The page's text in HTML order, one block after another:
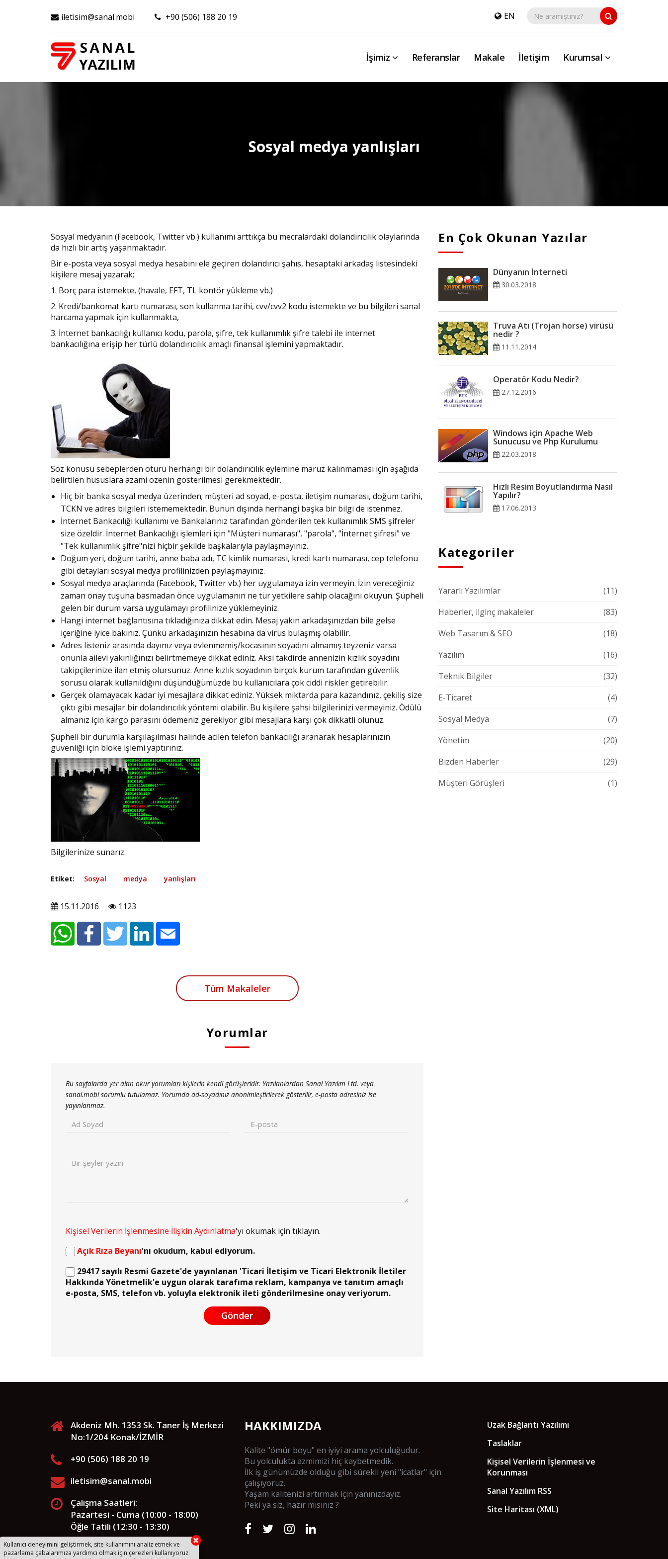
iletisim@sanal.mobi +90 (506) 188 20 19 EN
İşimiz Referanslar Makale İletişim Kurumsal
Sosyal medya yanlışları
En Çok Okunan Yazılar
Dünyanın İnterneti
30.03.2018
Truva Atı (Trojan horse) virüsü
nedir ?
11.11.2014
Operatör Kodu Nedir?
27.12.2016
Windows için Apache Web
Sunucusu ve Php Kurulumu
22.03.2018
Hızlı Resim Boyutlandırma Nasıl
Yapılır?
17.06.2013
Kategoriler
Yararlı Yazılımlar
(11)
Haberler, ilginç makaleler
(83)
Web Tasarım & SEO
(18)
Yazılım
(16)
Teknik Bilgiler
(32)
E-Ticaret
(4)
Sosyal Medya
(7)
Yönetim
(20)
Bizden Haberler
(29)
Müşteri Görüşleri
(1)
Sosyal medyanın (Facebook, Twitter vb.) kullanımı arttıkça bu mecralardaki dolandırıcılık olaylarında
da hızlı bir artış yaşanmaktadır.
Bir e-posta veya sosyal medya hesabını ele geçiren dolandırıcı şahıs, hesaptaki arkadaş listesindeki
kişilere mesaj yazarak;
1. Borç para istemekte, (havale, EFT, TL kontör yükleme vb.)
2. Kredi/bankomat kartı numarası, son kullanma tarihi, cvv/cvv2 kodu istemekte ve bu bilgileri sanal
harcama yapmak için kullanmakta,
3. İnternet bankacılığı kullanıcı kodu, parola, şifre, tek kullanımlık şifre talebi ile internet
bankacılığına erişip her türlü dolandırıcılık amaçlı finansal işlemini yapmaktadır.
Söz konusu sebeplerden ötürü herhangi bir dolandırıcılık eylemine maruz kalınmaması için aşağıda
belirtilen hususlara azami özenin gösterilmesi gerekmektedir.
Hiç bir banka sosyal medya üzerinden; müşteri ad soyad, e-posta, iletişim numarası, doğum tarihi,
TCKN ve adres bilgileri istememektedir. Bunun dışında herhangi başka bir bilgi de istenmez.
İnternet Bankacılığı kullanımı ve Bankalarınız tarafından gönderilen tek kullanımlık SMS şifreler
size özeldir. İnternet Bankacılığı işlemleri için "Müşteri numarası", "parola", "İnternet şifresi" ve
"Tek kullanımlık şifre"nizi hiçbir şekilde başkalarıyla paylaşmayınız.
Doğum yeri, doğum tarihi, anne baba adı, TC kimlik numarası, kredi kartı numarası, cep telefonu
gibi detayları sosyal medya profilinizden paylaşmayınız.
Sosyal medya araçlarında (Facebook, Twitter vb.) her uygulamaya izin vermeyin. İzin vereceğiniz
zaman onay tuşuna basmadan önce uygulamanın ne tür yetkilere sahip olacağını okuyun. Şüpheli
gelen bir durum varsa uygulamayı profilinize yüklemeyiniz.
Hangi internet bağlantısına tıkladığınıza dikkat edin. Mesaj yakın arkadaşınızdan bile gelse
içeriğine iyice bakınız. Çünkü arkadaşınızın hesabına da virüs bulaşmış olabilir.
Adres listeniz arasında dayınız veya evlenmemiş/kocasının soyadını almamış teyzeniz varsa
onunla ailevi yakınlığınızı belirtmemeye dikkat ediniz. Aksi takdirde annenizin kızlık soyadını
takipçilerinize ilan etmiş olursunuz. Anne kızlık soyadının birçok kurum tarafından güvenlik
sorusu olarak kullanıldığını düşündüğümüzde bu kullanıcılara çok ciddi riskler getirebilir.
Gerçek olamayacak kadar iyi mesajlara dikkat ediniz. Yüksek miktarda para kazandınız, çekiliş size
çıktı gibi mesajlar bir dolandırıcılık yöntemi olabilir. Bu kişilere şahsi bilgilerinizi vermeyiniz. Ödülü
almanız için kargo parasını ödemeniz gerekiyor gibi mesajlara karşı çok dikkatli olunuz.
Şüpheli bir durumla karşılaşılması halinde acilen telefon bankacılığı aranarak hesaplarınızın
güvenliği için bloke işlemi yaptırınız.
Bilgilerinize sunarız.
Etiket: Sosyal medya yanlışları
15.11.2016 1123
Tüm Makaleler
Yorumlar
Bu sayfalarda yer alan okur yorumları kişilerin kendi görüşleridir. Yazılanlardan Sanal Yazılım Ltd. veya
sanal.mobi sorumlu tutulamaz. Yorumda ad-soyadınız anonimleştirilerek gösterilir, e-posta adresiniz ise
yayınlanmaz.
Kişisel Verilerin İşlenmesine İlişkin Aydınlatma'yı okumak için tıklayın.
Açık Rıza Beyanı'nı okudum, kabul ediyorum.
29417 sayılı Resmi Gazete'de yayınlanan 'Ticari İletişim ve Ticari Elektronik İletiler
Hakkında Yönetmelik'e uygun olarak tarafıma reklam, kampanya ve tanıtım amaçlı
e-posta, SMS, telefon vb. yoluyla elektronik ileti gönderilmesine onay veriyorum.
Gönder
Akdeniz Mh. 1353 Sk. Taner İş Merkezi
No:1/204 Konak/İZMİR
+90 (506) 188 20 19
iletisim@sanal.mobi
Çalışma Saatleri:
Pazartesi - Cuma (10:00 - 18:00)
Öğle Tatili (12:30 - 13:30)
HAKKIMIZDA
Kalite "ömür boyu" en iyiyi arama yolculuğudur.
Bu yolculukta azmimizi hiç kaybetmedik.
İlk iş günümüzde olduğu gibi sürekli yeni "icatlar" için
çalışıyoruz.
Yaşam kalitenizi artırmak için yanınızdayız.
Peki ya siz, hazır mısınız ?
Uzak Bağlantı Yazılımı
Taslaklar
Kişisel Verilerin İşlenmesi ve
Korunması
Sanal Yazılım RSS
Site Haritası (XML)
Kullanıcı deneyimini geliştirmek, site kullanımını analiz etmek ve
pazarlama çabalarımıza yardımcı olmak için çerezleri kullanıyoruz.